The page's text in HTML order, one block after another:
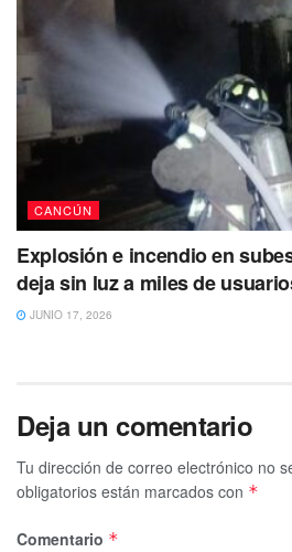
CANCÚN
Explosión e incendio en
deja sin luz a miles de
JUNIO 17, 2026
Deja un comentario
Tu dirección de correo electrónico no
obligatorios están marcados con *
Comentario *